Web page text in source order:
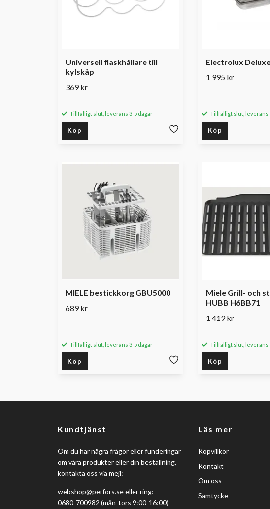
Universell flaskhållare till
kylskåp
369 kr
Tillfälligt slut, leverans 3-5 dagar
Köp
Electrolux
1 995 kr
Tillfälligt slut, leverans
Köp
MIELE bestickkorg GBU5000
689 kr
Tillfälligt slut, leverans 3-5 dagar
Köp
Miele Grill- och
HUBB H6BB71
1 419 kr
Tillfälligt slut, leverans
Köp
Kundtjänst
Om du har några frågor eller funderingar
om våra produkter eller din beställning,
kontakta oss via mejl:
webshop@perfors.seeller ring:
0680-700982 (mån-tors 9:00-16:00)
Läs mer
Köpvillkor
Kontakt
Om oss
Samtycke